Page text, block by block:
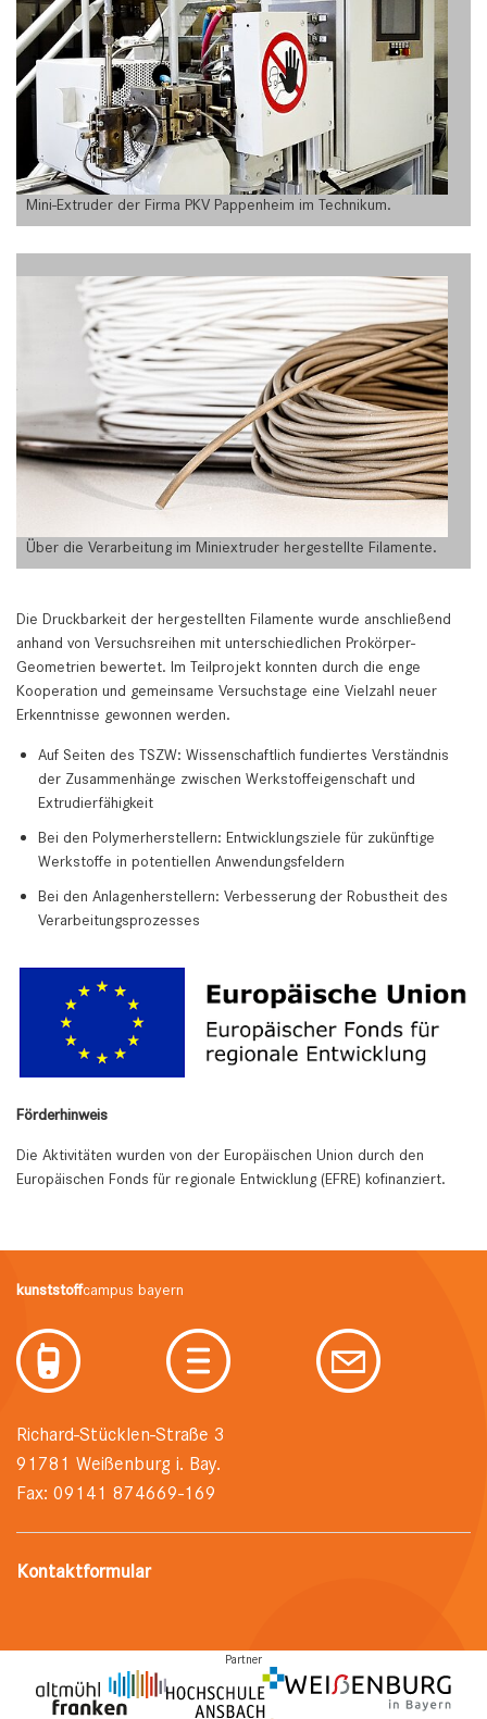
Mini-Extruder der Firma PKV Pappenheim im Technikum.
Über die Verarbeitung im Miniextruder hergestellte Filamente.
Die Druckbarkeit der hergestellten Filamente wurde anschließend
anhand von Versuchsreihen mit unterschiedlichen Prokörper-
Geometrien bewertet. Im Teilprojekt konnten durch die enge
Kooperation und gemeinsame Versuchstage eine Vielzahl neuer
Erkenntnisse gewonnen werden.
Auf Seiten des TSZW: Wissenschaftlich fundiertes Verständnis
der Zusammenhänge zwischen Werkstoffeigenschaft und
Extrudierfähigkeit
Bei den Polymerherstellern: Entwicklungsziele für zukünftige
Werkstoffe in potentiellen Anwendungsfeldern
Bei den Anlagenherstellern: Verbesserung der Robustheit des
Verarbeitungsprozesses
Förderhinweis
Die Aktivitäten wurden von der Europäischen Union durch den
Europäischen Fonds für regionale Entwicklung (EFRE) kofinanziert.
kunststoffcampus bayern
Richard-Stücklen-Straße 3
91781 Weißenburg i. Bay.
Fax: 09141 874669-169
Kontaktformular
Partner